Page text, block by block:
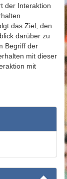
der Interaktion
das Ziel, den
darüber zu
Begriff der
mit dieser
mit